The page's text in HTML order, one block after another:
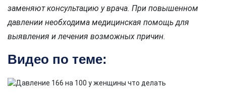
заменяют консультацию у врача. При повышенном
давлении необходима медицинская помощь для
выявления и лечения возможных причин.
Видео по теме: